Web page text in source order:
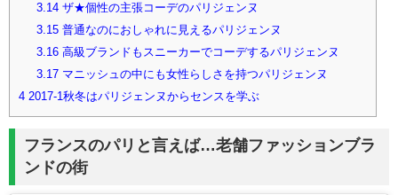
3.14ザ★個性の主張コーデのパリジェンヌ
3.15普通なのにおしゃれに見えるパリジェンヌ
3.16高級ブランドもスニーカーでコーデするパリジェンヌ
3.17マニッシュの中にも女性らしさを持つパリジェンヌ
4 2017-1秋冬はパリジェンヌからセンスを学ぶ
フランスのパリと言えば…老舗ファッションブラ
ンドの街